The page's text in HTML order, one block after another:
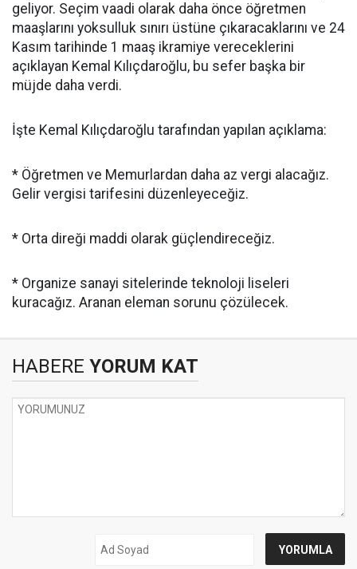
geliyor. Seçim vaadi olarak daha önce öğretmen
maaşlarını yoksulluk sınırı üstüne çıkaracaklarını ve 24
Kasım tarihinde 1 maaş ikramiye vereceklerini
açıklayan Kemal Kılıçdaroğlu, bu sefer başka bir
müjde daha verdi.
İşte Kemal Kılıçdaroğlu tarafından yapılan açıklama:
* Öğretmen ve Memurlardan daha az vergi alacağız.
Gelir vergisi tarifesini düzenleyeceğiz.
* Orta direği maddi olarak güçlendireceğiz.
* Organize sanayi sitelerinde teknoloji liseleri
kuracağız. Aranan eleman sorunu çözülecek.
HABERE YORUM KAT